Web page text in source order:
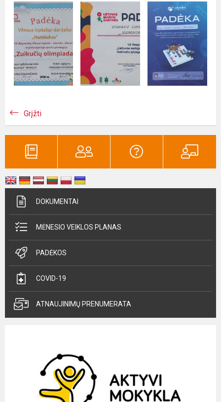
Grįžti
DOKUMENTAI
MĖNESIO VEIKLOS PLANAS
PADĖKOS
COVID-19
ATNAUJINIMŲ PRENUMERATA